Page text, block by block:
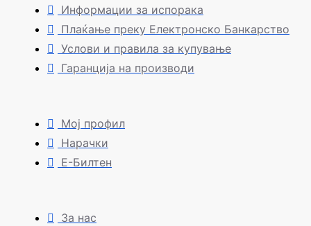
Информации за испорака
Плаќање преку Електронско Банкарство
Услови и правила за купување
Гаранција на производи
Мој профил
Нарачки
Е-Билтен
За нас